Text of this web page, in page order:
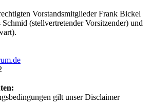
Vorstandsmitglieder Frank Bickel
(stellvertretender Vorsitzender) und
gilt unser Disclaimer